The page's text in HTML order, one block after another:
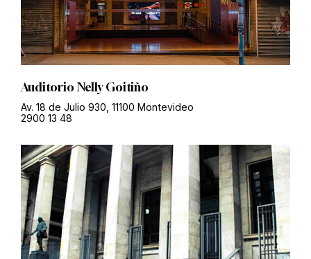
Auditorio Nelly Goitiño
Av. 18 de Julio 930, 11100 Montevideo
2900 13 48